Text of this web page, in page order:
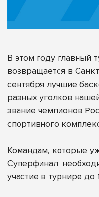
В этом году главный
возвращается в
сентября лучшие
разных уголков
звание чемпионов
спортивного
Командам, которые
Суперфинал,
участие в турнире до